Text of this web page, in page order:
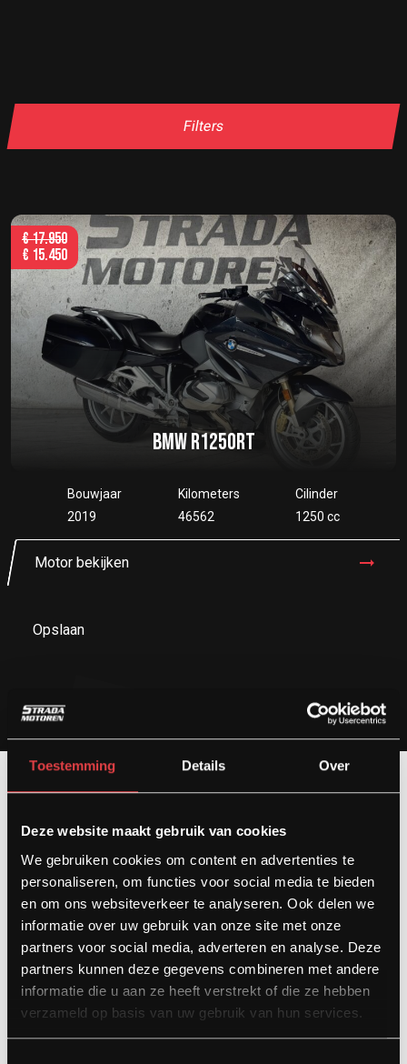
Toestemming Details Over
Deze website maakt gebruik van cookies
We gebruiken cookies om content en advertenties te
personaliseren, om functies voor social media te bieden
en om ons websiteverkeer te analyseren. Ook delen we
informatie over uw gebruik van onze site met onze
partners voor social media, adverteren en analyse. Deze
partners kunnen deze gegevens combineren met andere
informatie die u aan ze heeft verstrekt of die ze hebben
verzameld op basis van uw gebruik van hun services.
Filters
BMW R1250RT
Bouwjaar
2019
Kilometers
46562
Cilinder
1250 cc
Motor bekijken
€17.950
€ 15.450
Opslaan
Contact
Kardinaal van Rossumstraat 44-A
5104 HN Dongen
info@stradamotoren.nl
0162 782532
Whatsapp